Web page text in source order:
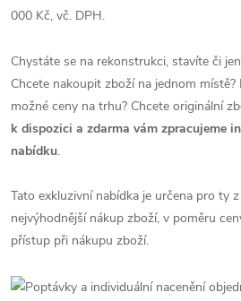
000 Kč, vč. DPH.
Chystáte se na rekonstrukci, stavíte či
Chcete nakoupit zboží na jednom místě?
možné ceny na trhu? Chcete originální
k dispozici a zdarma vám zpracujeme
nabídku.
Tato exkluzivní nabídka je určena pro ty
nejvýhodnější nákup zboží, v poměru
přístup při nákupu zboží.